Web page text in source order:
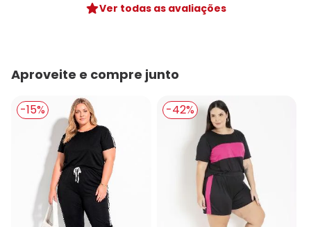
Ver todas as avaliações
Aproveite e compre junto
-15% -42%